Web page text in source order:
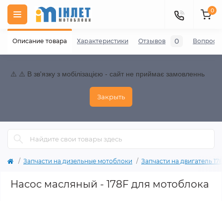
⚠️ ⚠️ В зв'язку з мобілізацією - сайт не приймає замовленнь
Закрыть
0
Запчасти на дизельные мотоблоки Запчасти на двигатель
Насос масляный - 178F для мотоблока
Описание товара Характеристики Отзывов 0 Вопросы